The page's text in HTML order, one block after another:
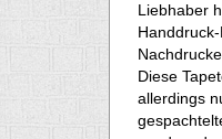
Liebhaber
Diese
allerdings